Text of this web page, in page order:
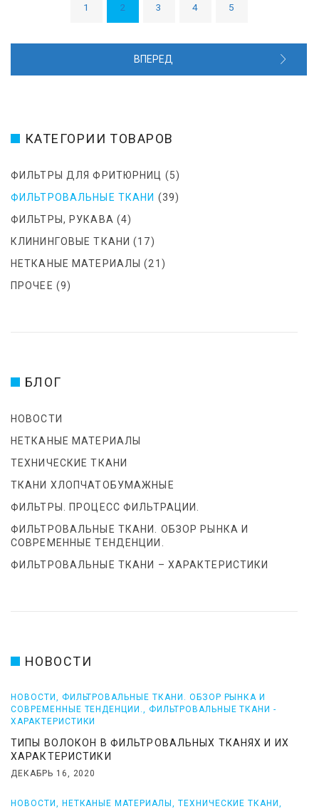
1 2 3 4 5
ВПЕРЕД
КАТЕГОРИИ ТОВАРОВ
ФИЛЬТРЫ ДЛЯ ФРИТЮРНИЦ (5)
ФИЛЬТРОВАЛЬНЫЕ ТКАНИ (39)
ФИЛЬТРЫ, РУКАВА (4)
КЛИНИНГОВЫЕ ТКАНИ (17)
НЕТКАНЫЕ МАТЕРИАЛЫ (21)
ПРОЧЕЕ (9)
БЛОГ
НОВОСТИ
НЕТКАНЫЕ МАТЕРИАЛЫ
ТЕХНИЧЕСКИЕ ТКАНИ
ТКАНИ ХЛОПЧАТОБУМАЖНЫЕ
ФИЛЬТРЫ. ПРОЦЕСС ФИЛЬТРАЦИИ.
ФИЛЬТРОВАЛЬНЫЕ ТКАНИ. ОБЗОР РЫНКА И
СОВРЕМЕННЫЕ ТЕНДЕНЦИИ.
ФИЛЬТРОВАЛЬНЫЕ ТКАНИ – ХАРАКТЕРИСТИКИ
НОВОСТИ
НОВОСТИ
ФИЛЬТРОВАЛЬНЫЕ ТКАНИ. ОБЗОР РЫНКА И
СОВРЕМЕННЫЕ ТЕНДЕНЦИИ.
,ФИЛЬТРОВАЛЬНЫЕ ТКАНИ -
ХАРАКТЕРИСТИКИ
ТИПЫ ВОЛОКОН В ФИЛЬТРОВАЛЬНЫХ ТКАНЯХ И ИХ
ХАРАКТЕРИСТИКИ
ДЕКАБРЬ 16, 2020
НОВОСТИ НЕТКАНЫЕ МАТЕРИАЛЫ ТЕХНИЧЕСКИЕ ТКАНИ